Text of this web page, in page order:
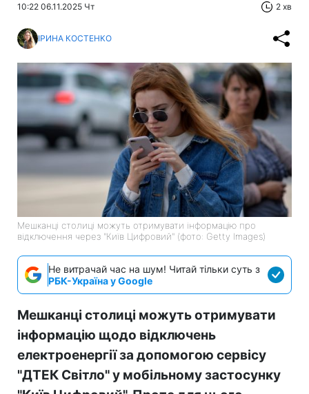
10:22 06.11.2025 Чт 2 хв
ІРИНА КОСТЕНКО
Мешканці столиці можуть отримувати інформацію про
відключення через "Київ Цифровий" (фото: Getty Images)
Не витрачай час на шум! Читай тільки суть з
РБК-Україна у Google
Мешканці столиці можуть отримувати
інформацію щодо відключень
електроенергії за допомогою сервісу
"ДТЕК Світло" у мобільному застосунку